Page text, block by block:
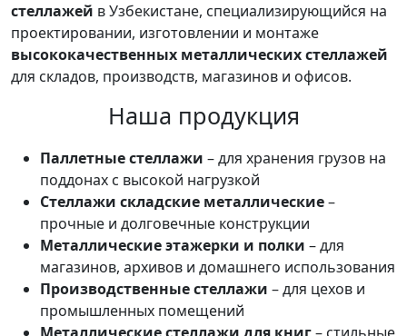
стеллажей в Узбекистане, специализирующийся на
проектировании, изготовлении и монтаже
высококачественных металлических стеллажей
для складов, производств, магазинов и офисов.
Наша продукция
Паллетные стеллажи – для хранения грузов на
поддонах с высокой нагрузкой
Стеллажи складские металлические–
прочные и долговечные конструкции
Металлические этажерки и полки – для
магазинов, архивов и домашнего использования
Производственные стеллажи – для цехов и
промышленных помещений